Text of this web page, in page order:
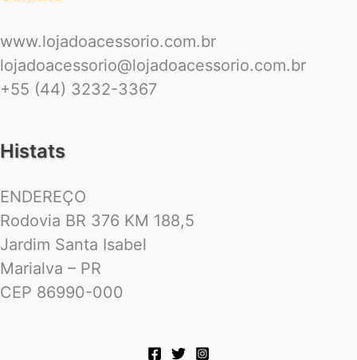
www.lojadoacessorio.com.br
lojadoacessorio@lojadoacessorio.com.br
+55 (44) 3232-3367
Histats
ENDEREÇO
Rodovia BR 376 KM 188,5
Jardim Santa Isabel
Marialva – PR
CEP 86990-000